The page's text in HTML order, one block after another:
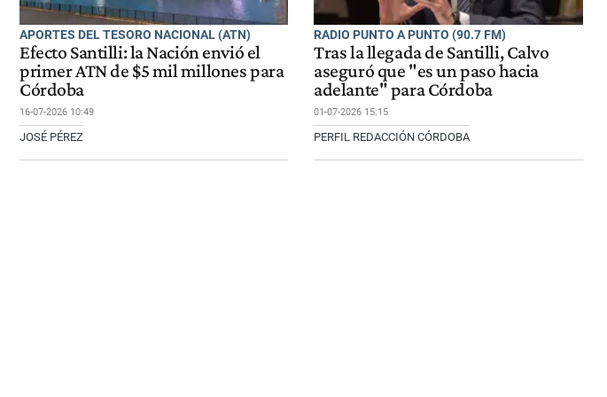
APORTES DEL TESORO NACIONAL (ATN)
Efecto Santilli: la Nación envió el
primer ATN de $5 mil millones para
Córdoba
16-07-2026 10:49
JOSÉ PÉREZ
RADIO PUNTO A PUNTO (90.7 FM)
Tras la llegada de Santilli, Calvo
aseguró que "es un paso hacia
adelante" para Córdoba
01-07-2026 15:15
PERFIL REDACCIÓN CÓRDOBA